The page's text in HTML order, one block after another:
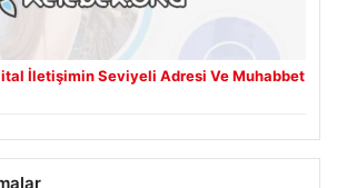
İletişimin Seviyeli Adresi Ve Muhabbet